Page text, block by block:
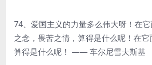
74、爱国主义的力量多么伟大呀！在
之念，畏苦之情，算得是什么呢！在
算得是什么呢！ —— 车尔尼雪夫斯基